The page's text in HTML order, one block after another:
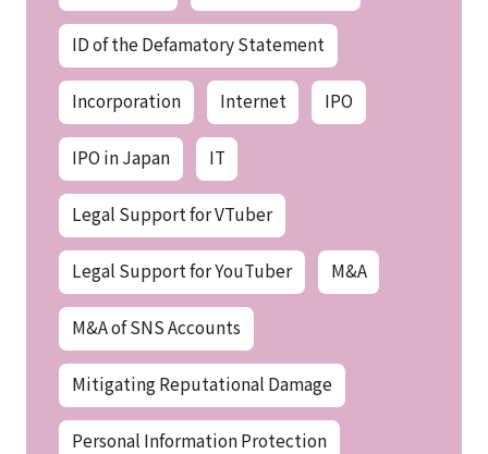
ID of the Defamatory Statement
Incorporation Internet IPO
IPO in Japan IT
Legal Support for VTuber
Legal Support for YouTuber M&A
M&A of SNS Accounts
Mitigating Reputational Damage
Personal Information Protection